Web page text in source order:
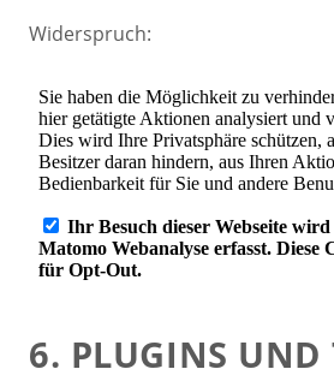
Widerspruch:
6. PLUGINS UND